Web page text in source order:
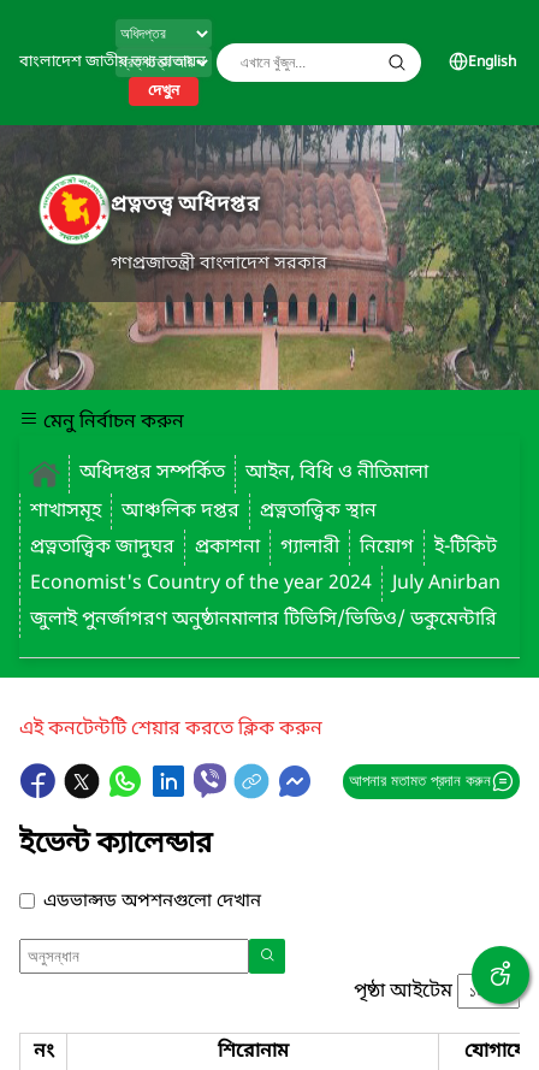
বাংলাদেশ জাতীয় তথ্য বাতায়ন
দেখুন
English
প্রত্নতত্ত্ব অধিদপ্তর
গণপ্রজাতন্ত্রী বাংলাদেশ সরকার
মেনু নির্বাচন করুন
অধিদপ্তর সম্পর্কিত
আইন, বিধি ও নীতিমালা
শাখাসমূহ
আঞ্চলিক দপ্তর
প্রত্নতাত্ত্বিক স্থান
প্রত্নতাত্ত্বিক জাদুঘর
প্রকাশনা গ্যালারী নিয়োগ
ই-টিকিট
Economist's Country of the year 2024
July Anirban
জুলাই পুনর্জাগরণ অনুষ্ঠানমালার টিভিসি/ভিডিও/ ডকুমেন্টারি
এই কনটেন্টটি শেয়ার করতে ক্লিক করুন
আপনার মতামত প্রদান করুন
ইভেন্ট ক্যালেন্ডার
এডভান্সড অপশনগুলো দেখান
পৃষ্ঠা আইটেম
নং শিরোনাম